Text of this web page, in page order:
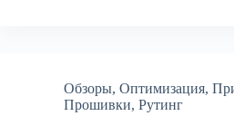
Обзоры, Оптимизация,
Прошивки, Рутинг